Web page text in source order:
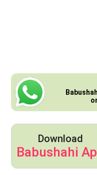
Download
Babushahi